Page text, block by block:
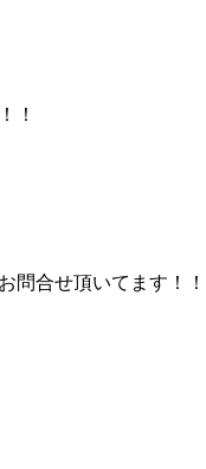
！
問合せ頂いてます！！